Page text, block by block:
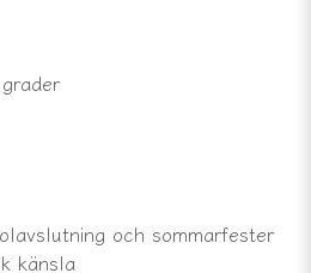
och sommarfester
känsla